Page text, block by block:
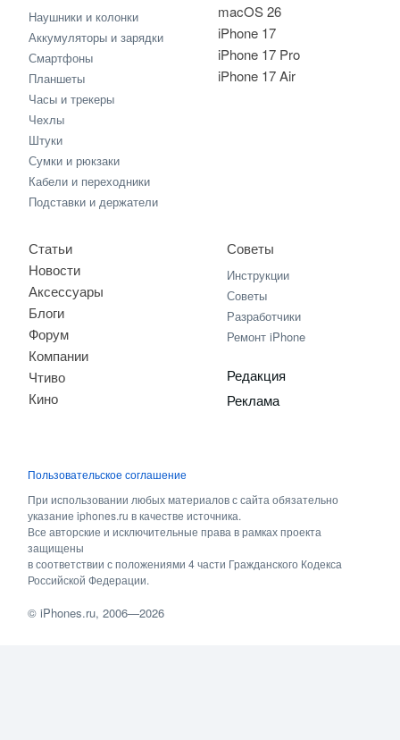
macOS 26
iPhone 17
iPhone 17 Pro
iPhone 17 Air
Наушники и колонки
Аккумуляторы и зарядки
Смартфоны
Планшеты
Часы и трекеры
Чехлы
Штуки
Сумки и рюкзаки
Кабели и переходники
Подставки и держатели
Статьи
Новости
Аксессуары
Блоги
Форум
Компании
Чтиво
Кино
Советы
Инструкции
Советы
Разработчики
Ремонт iPhone
Редакция
Реклама
Пользовательское соглашение
При использовании любых материалов с сайта обязательно
указание iphones.ru в качестве источника.
Все авторские и исключительные права в рамках проекта
защищены
в соответствии с положениями 4 части Гражданского Кодекса
Российской Федерации.
©iPhones.ru, 2006—2026